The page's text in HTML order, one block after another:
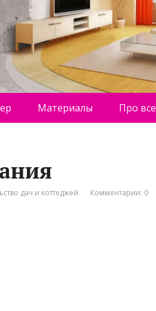
Материалы Про все
дач и коттеджей Комментарии: 0